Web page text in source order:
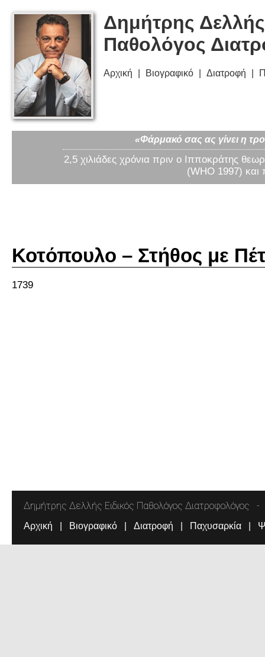
Δημήτρης
Παθολόγος
Αρχική Βιογραφικό Διατροφή
«Φάρμακό σας ας γίνει η
2,5 χιλιάδες χρόνια πριν ο Ιπποκράτης
(WHO 1997) και
Κοτόπουλο – Στήθος με
1739
Δημήτρης Δελλής Ειδικός Παθολόγος Διατροφολόγος
Αρχική Βιογραφικό Διατροφή Παχυσαρκία